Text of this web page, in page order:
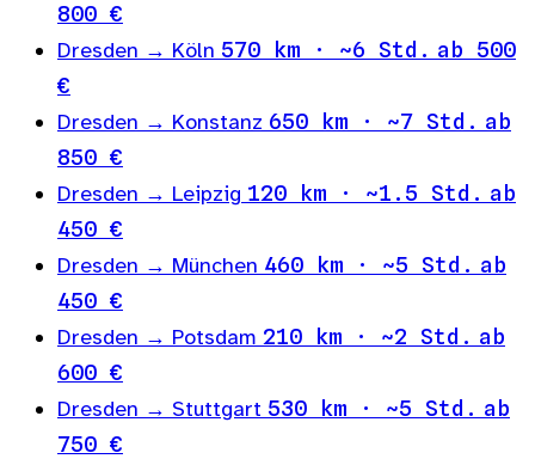
800 €
Dresden → Köln 570 km · ~6 Std. ab 500
€
Dresden → Konstanz 650 km · ~7 Std. ab
850 €
Dresden → Leipzig 120 km · ~1.5 Std. ab
450 €
Dresden → München 460 km · ~5 Std. ab
450 €
Dresden → Potsdam 210 km · ~2 Std. ab
600 €
Dresden → Stuttgart 530 km · ~5 Std. ab
750 €